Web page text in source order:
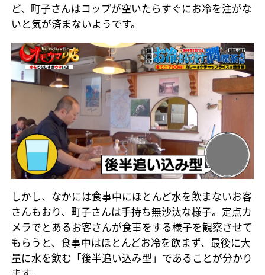
ど、町子さんはコップが空いたらすぐにお冷を注がな
いと気が済まないようです。
しかし、なかには食事中にほとんど水を飲まないお客
さんもおり、町子さんは手持ち無沙汰な様子。定点カ
メラでとあるお客さんが食事をする様子を観察させて
もらうと、食事中はほとんどお冷を飲まず、最後に大
量に水を飲む「後半追い込み型」であることが分かり